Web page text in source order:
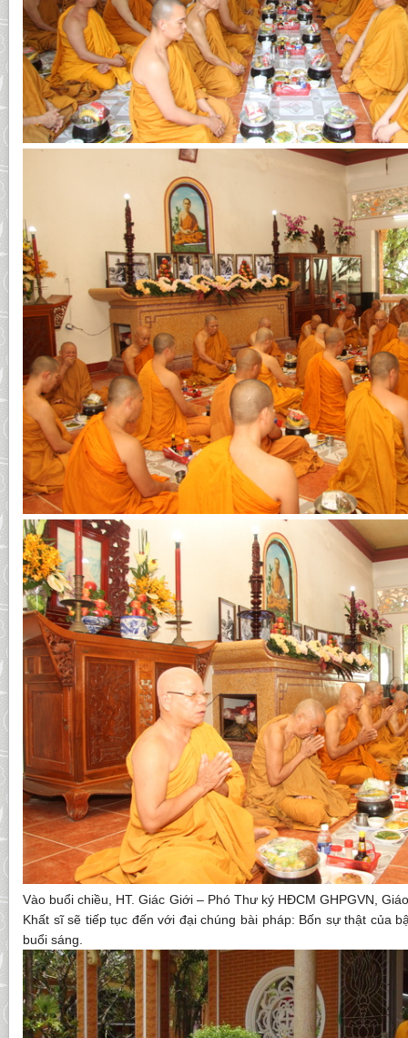
Vào buổi chiều, HT. Giác Giới – Phó Thư ký HĐCM GHPGVN,
Khất sĩ sẽ tiếp tục đến với đại chúng bài pháp: Bốn sự thật của
buổi sáng.